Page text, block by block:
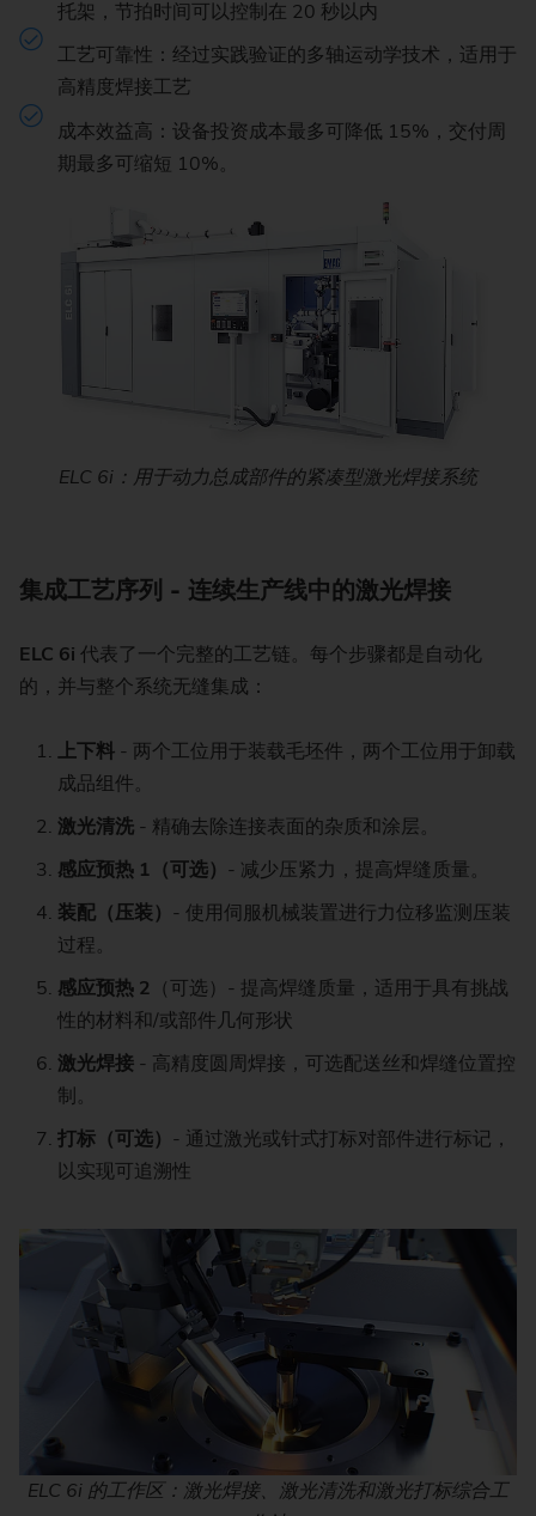
托架，节拍时间可以控制在 20 秒以内
工艺可靠性：经过实践验证的多轴运动学技术，适用于
高精度焊接工艺
成本效益高：设备投资成本最多可降低 15%，交付周
期最多可缩短 10%。
ELC 6i：用于动力总成部件的紧凑型激光焊接系统
集成工艺序列 - 连续生产线中的激光焊接
ELC 6i 代表了一个完整的工艺链。每个步骤都是自动化
的，并与整个系统无缝集成：
上下料 - 两个工位用于装载毛坯件，两个工位用于卸载
成品组件。
激光清洗 - 精确去除连接表面的杂质和涂层。
感应预热 1（可选） - 减少压紧力，提高焊缝质量。
装配（压装） - 使用伺服机械装置进行力位移监测压装
过程。
感应预热 2 （可选）- 提高焊缝质量，适用于具有挑战
性的材料和/或部件几何形状
激光焊接 - 高精度圆周焊接，可选配送丝和焊缝位置控
制。
打标（可选） - 通过激光或针式打标对部件进行标记，
以实现可追溯性
ELC 6i 的工作区：激光焊接、激光清洗和激光打标综合工